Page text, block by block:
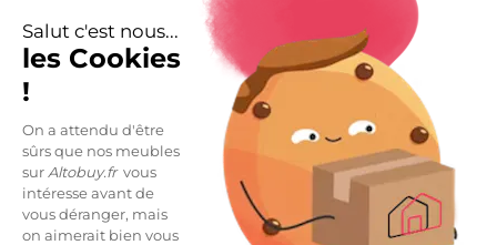
Salut c'est nous...
les Cookies
!
On a attendu d'être
sûrs que nos meubles
sur Altobuy.frvous
intéresse avant de
vous déranger, mais
on aimerait bien vous
: Bois massif avec équerres renforcées
Suspension: Ressorts métalliques zig-zag
entrelacés pour l'assise et des angles de haute
résistance pour le dossier.
Assise: Mousse polyuréthane de densité 26kg/m3.
Dossier et Accoudoir
: Fibres creuses vierges
siliconées pour le dossier et mousse polyuréthane
de densité 28kg/m3 pour les bras.